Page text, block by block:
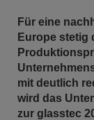
Für eine
Europe stetig
mit deutlich
wird das
zur glasstec